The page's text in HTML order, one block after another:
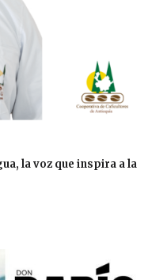
la voz que inspira a la